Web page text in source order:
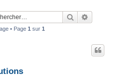
Rechercher
• Page 1 sur 1